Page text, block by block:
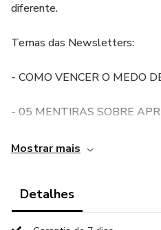
diferente.
Temas das Newsletters:
- COMO VENCER O MEDO
- 05 MENTIRAS SOBRE
- APRENDA A PENSAR EM
- 05 DICAS PARA
Mostrar mais
Detalhes